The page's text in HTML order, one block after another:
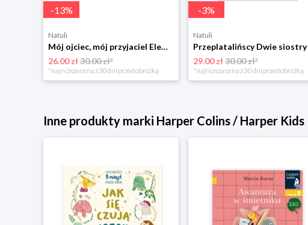
-13%
Natuli
Mój ojciec, mój przyjaciel Element
26.00 zł30.00 zł*
*najniższa cena z 30 dni przed obniżką
-3%
Natuli
Przeplatalińscy Dwie siostry
29.00 zł30.00 zł*
*najniższa cena z 30 dni przed obniżką
Inne produkty marki Harper Colins / Harper Kids